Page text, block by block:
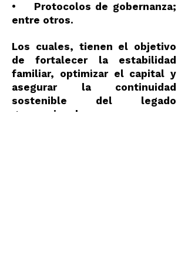
• Protocolos de gobernanza;
entre otros.
Los cuales, tienen el objetivo
de fortalecer la estabilidad
familiar, optimizar el capital y
asegurar la continuidad
sostenible del legado
generacional.
Servicios